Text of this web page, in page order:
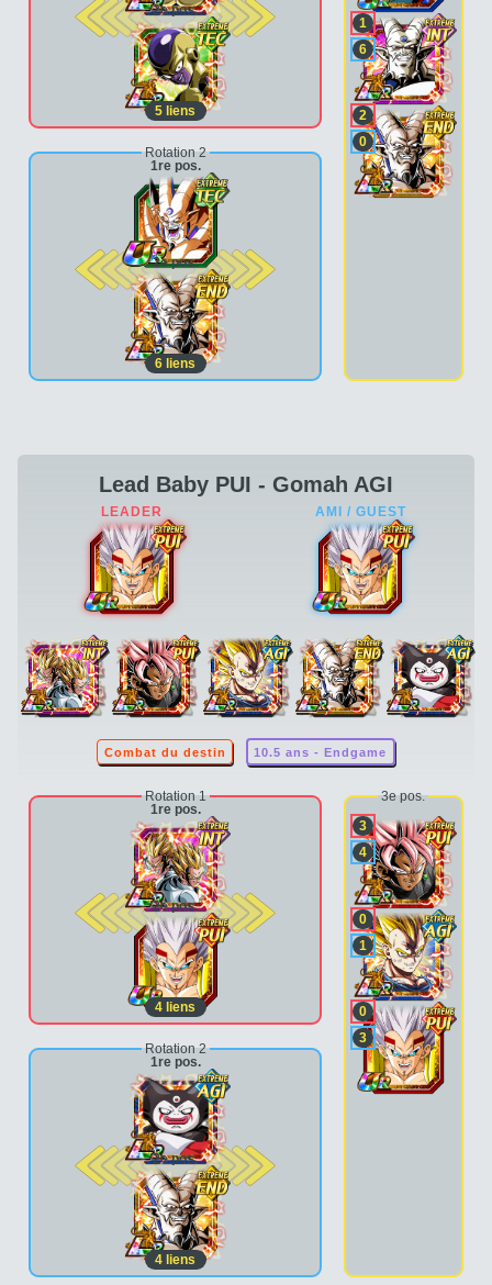
2e pos.
5 liens
Rotation 2
1re pos.
2e pos.
6 liens
1
6
2
0
Lead Baby PUI - Gomah AGI
Combat du destin 10.5 ans - Endgame
Rotation 1
1re pos.
2e pos.
4 liens
Rotation 2
1re pos.
2e pos.
4 liens
3e pos.
3
4
0
1
0
3